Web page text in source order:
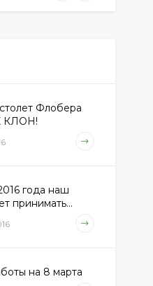
(500шт.)
690 грн.
Combat Classic
6 540 грн.
Sellier&Bellot
Флобера
КЛОН!
года наш
принимать...
на 8 марта